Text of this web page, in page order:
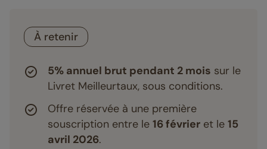
À retenir
5% annuel brut pendant 2 mois sur le
Livret Meilleurtaux, sous conditions.
Offre réservée à une première
souscription entre le 16 février et le 15
avril 2026.